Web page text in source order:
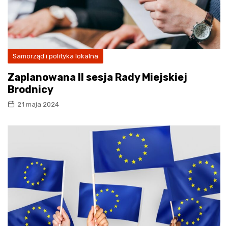
Samorząd i polityka lokalna
Zaplanowana II sesja Rady Miejskiej
Brodnicy
21 maja 2024